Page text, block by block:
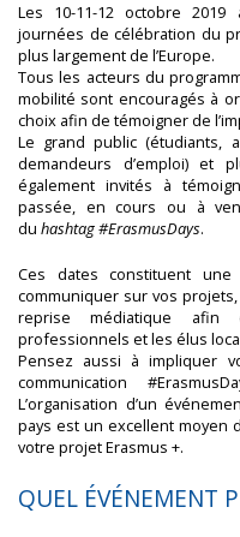
Les 10-11-12 octobre
journées de célébration du
plus largement de l’Europe.
Tous les acteurs du
mobilité sont encouragés à
choix afin de témoigner de
Le grand public (étudiants,
demandeurs d’emploi) et
également invités à
passée, en cours ou à
du hashtag #ErasmusDays.
Ces dates constituent
communiquer sur vos
reprise médiatique
professionnels et les élus
Pensez aussi à impliquer
communication
L’organisation d’un
pays est un excellent moyen
votre projet Erasmus +.
QUEL ÉVÉNEMENT